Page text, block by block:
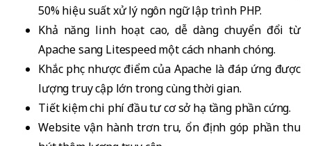
50% hiệu suất xử lý ngôn ngữ lập trình PHP.
Khả năng linh hoạt cao, dễ dàng chuyển đổi từ
Apache sang Litespeed một cách nhanh chóng.
Khắc phục nhược điểm của Apache là đáp ứng được
lượng truy cập lớn trong cùng thời gian.
Tiết kiệm chi phí đầu tư cơ sở hạ tầng phần cứng.
Website vận hành trơn tru, ổn định góp phần thu